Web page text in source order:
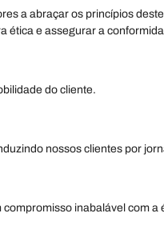
a abraçar os princípios
ética e assegurar a
do cliente.
nossos clientes por
inabalável com